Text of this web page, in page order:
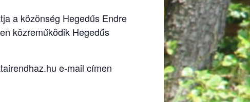
a közönség Hegedűs Endre
közreműködik Hegedűs
e-mail címen